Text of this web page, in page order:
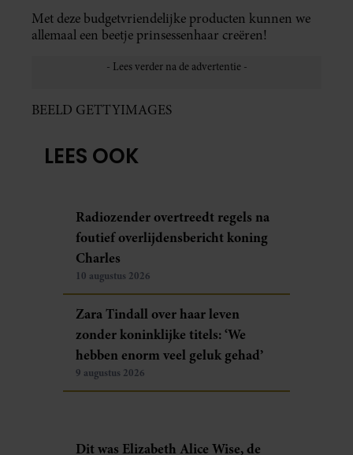
Met deze budgetvriendelijke producten kunnen we
allemaal een beetje prinsessenhaar creëren!
BEELD GETTYIMAGES
LEES OOK
Radiozender overtreedt regels na
foutief overlijdensbericht koning
Charles
10 augustus 2026
Zara Tindall over haar leven
zonder koninklijke titels: ‘We
hebben enorm veel geluk gehad’
9 augustus 2026
Dit was Elizabeth Alice Wise, de